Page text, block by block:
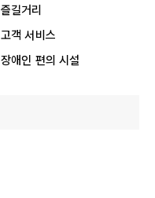
즐길거리
고객 서비스
장애인 편의 시설